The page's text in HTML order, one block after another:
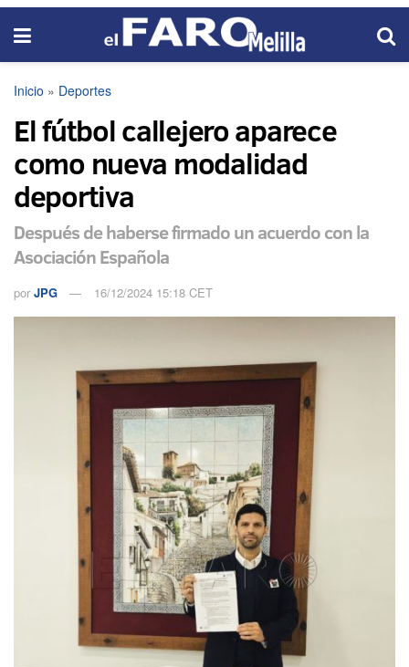
Inicio » Deportes
El fútbol callejero aparece
como nueva modalidad
deportiva
Después de haberse firmado un acuerdo con la
Asociación Española
por JPG 16/12/2024 15:18 CET